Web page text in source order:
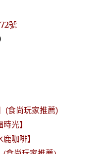
號
(食尚玩家推薦)
光】
咖啡】